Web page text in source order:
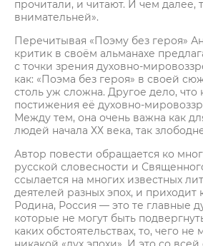
прочитали, и читают. И чем далее,
внимательней».
Перечитывая «Поэму без героя»
критик в своём альманахе
с точки зрения духовно-
как: «Поэма без героя» в своей
столь уж сложна. Другое дело, что
постижения её духовно-
Между тем, она очень важна как
людей начала ХХ века, так
Автор повести обращается ко
русской словесности и
ссылается на многих известных
деятелей разных эпох, и приходит
Родина, Россия — это те главные
которые не могут быть
каких обстоятельствах, то, чего